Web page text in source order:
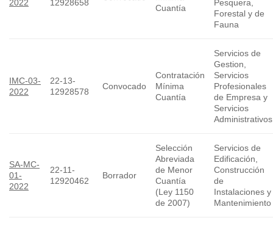
2022
12928658
Cuantía
Pesquera,
Forestal y de
Fauna
IMC-03-
2022
22-13-
12928578
Convocado
Contratación
Mínima
Cuantía
Servicios de
Gestion,
Servicios
Profesionales
de Empresa y
Servicios
Administrativos
SA-MC-
01-
2022
22-11-
12920462
Borrador
Selección
Abreviada
de Menor
Cuantía
(Ley 1150
de 2007)
Servicios de
Edificación,
Construcción
de
Instalaciones y
Mantenimiento